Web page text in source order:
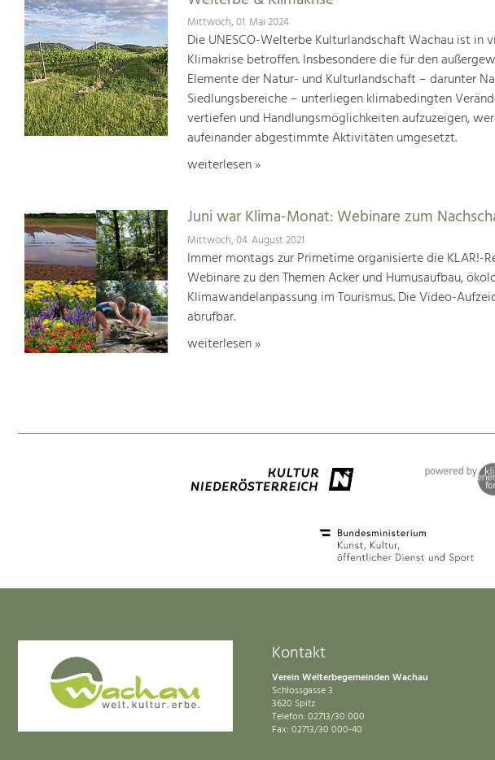
Mittwoch, 01. Mai 2024
Die UNESCO-Welterbe Kulturlandschaft Wachau ist
Klimakrise betroffen. Insbesondere die für den
Elemente der Natur- und Kulturlandschaft – darunter
Siedlungsbereiche – unterliegen klimabedingten
vertiefen und Handlungsmöglichkeiten aufzuzeigen,
aufeinander abgestimmte Aktivitäten umgesetzt.
weiterlesen »
Juni war Klima-Monat: Webinare zum
Mittwoch, 04. August 2021
Immer montags zur Primetime organisierte die KLAR!-
Webinare zu den Themen Acker und Humusaufbau,
Klimawandelanpassung im Tourismus. Die Video-
abrufbar.
weiterlesen »
Kontakt
Verein Welterbegemeinden Wachau
Schlossgasse 3
3620 Spitz
Telefon: 02713/30 000
Fax: 02713/30 000-40